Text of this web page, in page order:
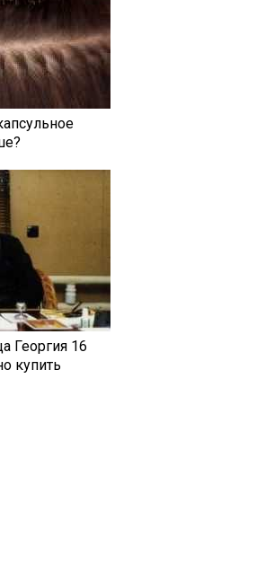
Георгия 16
купить